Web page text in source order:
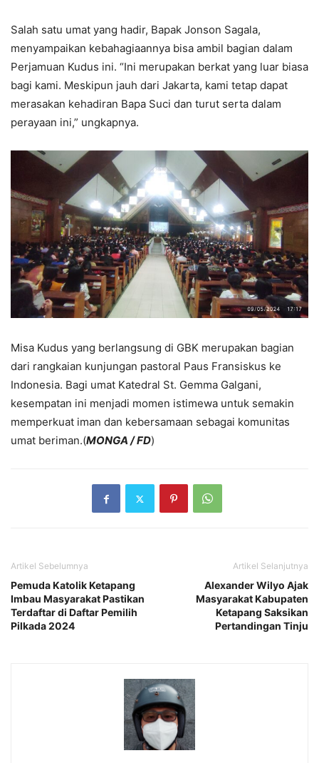
Salah satu umat yang hadir, Bapak Jonson Sagala,
menyampaikan kebahagiaannya bisa ambil bagian dalam
Perjamuan Kudus ini. “Ini merupakan berkat yang luar biasa
bagi kami. Meskipun jauh dari Jakarta, kami tetap dapat
merasakan kehadiran Bapa Suci dan turut serta dalam
perayaan ini,” ungkapnya.
Misa Kudus yang berlangsung di GBK merupakan bagian
dari rangkaian kunjungan pastoral Paus Fransiskus ke
Indonesia. Bagi umat Katedral St. Gemma Galgani,
kesempatan ini menjadi momen istimewa untuk semakin
memperkuat iman dan kebersamaan sebagai komunitas
umat beriman.(MONGA / FD)
Artikel Sebelumnya
Pemuda Katolik Ketapang
Imbau Masyarakat Pastikan
Terdaftar di Daftar Pemilih
Pilkada 2024
Artikel Selanjutnya
Alexander Wilyo Ajak
Masyarakat Kabupaten
Ketapang Saksikan
Pertandingan Tinju